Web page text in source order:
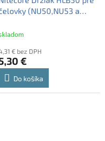
(NU50,NU53 a
HMB1
€ bez DPH
€
Do košíka